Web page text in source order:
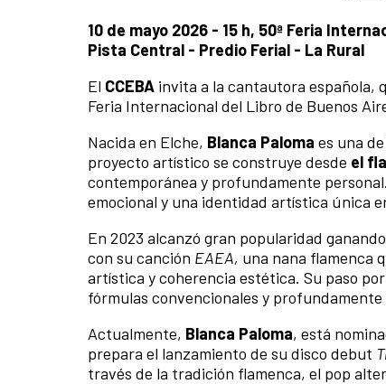
10 de mayo 2026 - 15 h, 50ª Feria
Pista Central - Predio Ferial - La Rural
El CCEBA invita a la cantautora española,
Feria Internacional del Libro de Buenos
Nacida en Elche, Blanca Paloma es una
proyecto artístico se construye desde el
contemporánea y profundamente
emocional y una identidad artística única
En 2023 alcanzó gran popularidad
con su canción EAEA, una nana flamenca
artística y coherencia estética. Su paso
fórmulas convencionales y
Actualmente, Blanca Paloma, está
prepara el lanzamiento de su disco debut
través de la tradición flamenca, el pop